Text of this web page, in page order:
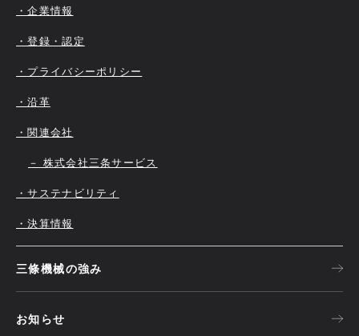
・企業情報
・登録・認定
・プライバシーポリシー
・沿革
・関連会社
－ 株式会社三条サービス
・サステナビリティ
・決算情報
三條機械の強み
お知らせ